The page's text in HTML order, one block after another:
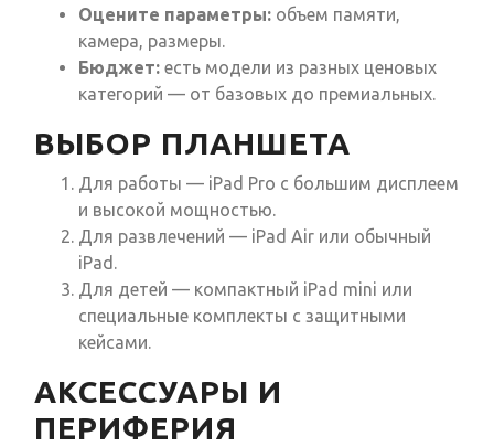
Оцените параметры: объем памяти,
камера, размеры.
Бюджет: есть модели из разных ценовых
категорий — от базовых до премиальных.
ВЫБОР ПЛАНШЕТА
Для работы — iPad Pro с большим дисплеем
и высокой мощностью.
Для развлечений — iPad Air или обычный
iPad.
Для детей — компактный iPad mini или
специальные комплекты с защитными
кейсами.
АКСЕССУАРЫ И
ПЕРИФЕРИЯ